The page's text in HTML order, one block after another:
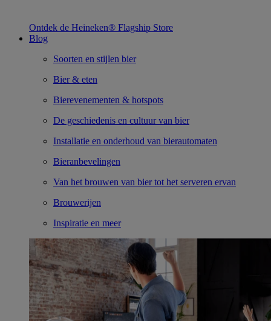
Ontdek de Heineken® Flagship Store
Blog
Soorten en stijlen bier
Bier & eten
Bierevenementen & hotspots
De geschiedenis en cultuur van bier
Installatie en onderhoud van bierautomaten
Bieranbevelingen
Van het brouwen van bier tot het serveren ervan
Brouwerijen
Inspiratie en meer